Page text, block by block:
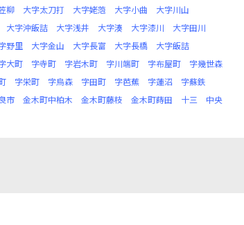
柳 大字太刀打 大字姥萢 大字小曲
大字川山
大字沖飯詰 大字浅井 大字湊 大字漆川
大字田川
野里 大字金山 大字長富 大字長橋
大字飯詰
大町 字寺町 字岩木町 字川端町 字布屋町
字幾世森
字栄町 字烏森 字田町 字芭蕉 字蓮沼
字蘇鉄
市 金木町中柏木 金木町藤枝 金木町蒔田 十三
中央